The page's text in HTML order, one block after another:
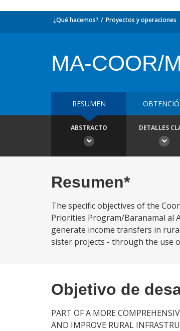
¿Qué hacemos? Proyectos y operaciones
MA-COOR/
RESUMEN
ABSTRACTO DETALLES
Resumen*
The specific objectives of the
Priorities Program/Baranamal al
generate income transfers in
sister projects - through the use
Objetivo de
PART OF A MORE
AND IMPROVE RURAL